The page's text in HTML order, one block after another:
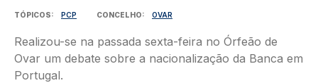
TÓPICOS PCP CONCELHO OVAR
Realizou-se na passada sexta-feira no Órfeão de
Ovar um debate sobre a nacionalização da Banca em
Portugal.